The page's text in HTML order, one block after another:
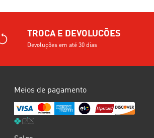
TROCA E DEVOLUCÕES
Devoluções em até 30 dias
Meios de pagamento